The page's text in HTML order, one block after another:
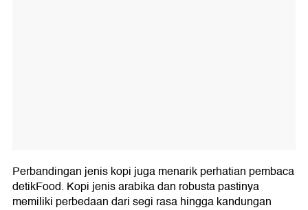
Perbandingan jenis kopi juga menarik perhatian pembaca
detikFood. Kopi jenis arabika dan robusta pastinya
memiliki perbedaan dari segi rasa hingga kandungan